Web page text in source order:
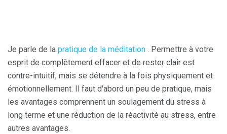
Je parle de la pratique de la méditation . Permettre à votre
esprit de complètement effacer et de rester clair est
contre-intuitif, mais se détendre à la fois physiquement et
émotionnellement. Il faut d'abord un peu de pratique, mais
les avantages comprennent un soulagement du stress à
long terme et une réduction de la réactivité au stress, entre
autres avantages.